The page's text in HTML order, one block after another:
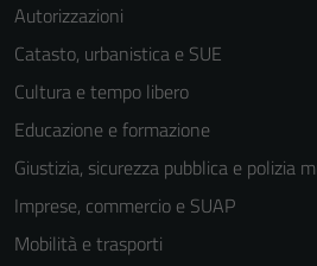
Autorizzazioni
Catasto, urbanistica e SUE
Cultura e tempo libero
Educazione e formazione
Giustizia, sicurezza pubblica e polizia
Imprese, commercio e SUAP
Mobilità e trasporti